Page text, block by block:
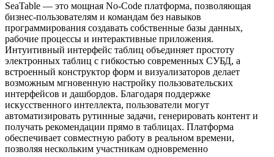
SeaTable — это мощная No‑Code платформа, позволяющая
бизнес‑пользователям и командам без навыков
программирования создавать собственные базы данных,
рабочие процессы и интерактивные приложения.
Интуитивный интерфейс таблиц объединяет простоту
электронных таблиц с гибкостью современных СУБД, а
встроенный конструктор форм и визуализаторов делает
возможным мгновенную настройку пользовательских
интерфейсов и дашбордов. Благодаря поддержке
искусственного интеллекта, пользователи могут
автоматизировать рутинные задачи, генерировать контент и
получать рекомендации прямо в таблицах. Платформа
обеспечивает совместную работу в реальном времени,
позволяя нескольким участникам одновременно